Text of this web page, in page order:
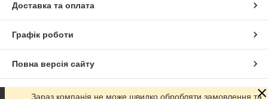
Доставка та оплата
Графік роботи
Повна версія сайту
Сайт створено на маркетплейсіProm.ua
Зараз компанія не може швидко обробляти замовлення та